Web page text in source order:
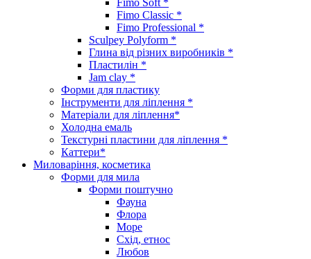
Fimo Classic *
Fimo Professional *
Sculpey Polyform *
Глина від різних виробників *
Пластилін *
Jam clay *
Форми для пластику
Інструменти для ліплення *
Матеріали для ліплення*
Холодна емаль
Текстурні пластини для ліплення *
Каттери*
Миловаріння, косметика
Форми для мила
Форми поштучно
Фауна
Флора
Море
Схід, етнос
Любов